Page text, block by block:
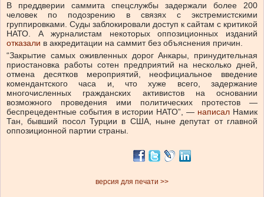
В преддверии саммита спецслужбы задержали более 200
человек по подозрению в связях с экстремистскими
группировками. Суды заблокировали доступ к сайтам с критикой
НАТО. А журналистам некоторых оппозиционных изданий
отказали в аккредитации на саммит без объяснения причин.
“Закрытие самых оживленных дорог Анкары, принудительная
приостановка работы сотен предприятий на несколько дней,
отмена десятков мероприятий, неофициальное введение
комендантского часа и, что хуже всего, задержание
многочисленных гражданских активистов на основании
возможного проведения ими политических протестов —
беспрецедентные события в истории НАТО”, — написал Намик
Тан, бывший посол Турции в США, ныне депутат от главной
оппозиционной партии страны.
версия для печати >>